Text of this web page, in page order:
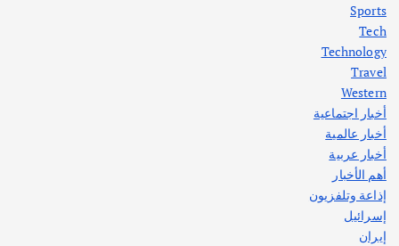
أهم الأخبار
اختتام ورشة السينوغرافيا في مدينة كلباء الاماراتية
أغسطس 3, 2026
Sports
Tech
Technology
Travel
Western
أخبار اجتماعية
أخبار عالمية
أخبار عربية
أهم الأخبار
إذاعة وتلفزيون
إسرائيل
إيران